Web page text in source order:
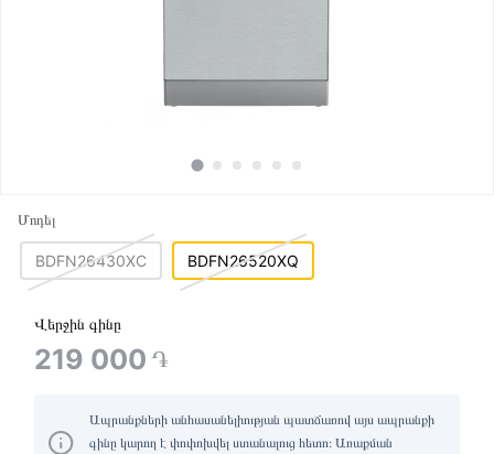
Մոդել
BDFN26430XC BDFN26520XQ
Վերջին գինը
219 000 ֏
Ապրանքների անհասանելիության պատճառով այս ապրանքի
գինը կարող է փոփոխվել ստանալուց հետո։ Առաքման